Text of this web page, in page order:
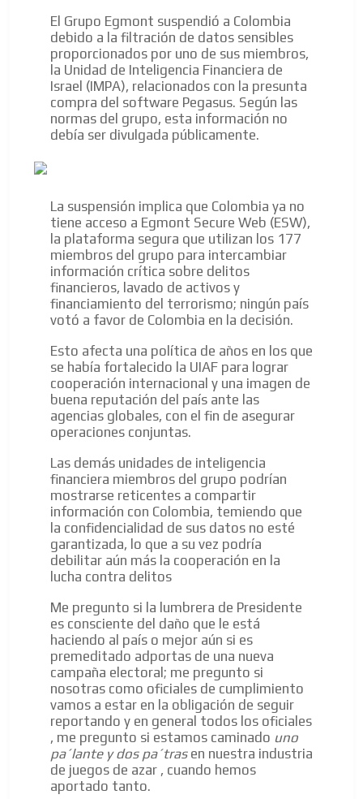
El Grupo Egmont suspendió a Colombia
debido a la filtración de datos sensibles
proporcionados por uno de sus miembros,
la Unidad de Inteligencia Financiera de
Israel (IMPA), relacionados con la presunta
compra del software Pegasus. Según las
normas del grupo, esta información no
debía ser divulgada públicamente.
La suspensión implica que Colombia ya no
tiene acceso a Egmont Secure Web (ESW),
la plataforma segura que utilizan los 177
miembros del grupo para intercambiar
información crítica sobre delitos
financieros, lavado de activos y
financiamiento del terrorismo; ningún país
votó a favor de Colombia en la decisión.
Esto afecta una política de años en los que
se había fortalecido la UIAF para lograr
cooperación internacional y una imagen de
buena reputación del país ante las
agencias globales, con el fin de asegurar
operaciones conjuntas.
Las demás unidades de inteligencia
financiera miembros del grupo podrían
mostrarse reticentes a compartir
información con Colombia, temiendo que
la confidencialidad de sus datos no esté
garantizada, lo que a su vez podría
debilitar aún más la cooperación en la
lucha contra delitos
Me pregunto si la lumbrera de Presidente
es consciente del daño que le está
haciendo al país o mejor aún si es
premeditado adportas de una nueva
campaña electoral; me pregunto si
nosotras como oficiales de cumplimiento
vamos a estar en la obligación de seguir
reportando y en general todos los oficiales
, me pregunto si estamos caminado uno
pa´lante y dos pa´tras en nuestra industria
de juegos de azar , cuando hemos
aportado tanto.